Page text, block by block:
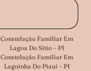
Constelação Familiar Em
Lagoa Do Sítio – PI
Constelação Familiar Em
Lagoinha Do Piauí – PI